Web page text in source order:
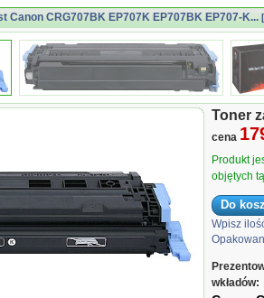
Canon CRG707BK EP707K EP707BK EP707-K...
Toner
cena
Produkt
objętych
Wpisz
wkładów: